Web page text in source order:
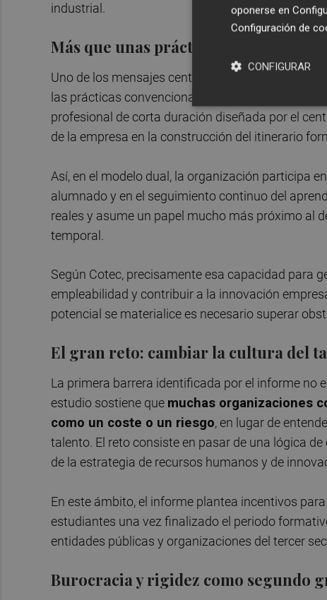
industrial.
Más que unas prácticas
Uno de los mensajes centrales del informe es la
las prácticas convencionales en empresa.
profesional de corta duración diseñada por el
de la empresa en la construcción del itinerario
Así, en el modelo dual, la organización participa
alumnado y en el seguimiento continuo del
reales y asume un papel mucho más próximo al
temporal.
Según Cotec, precisamente esa capacidad para
empleabilidad y contribuir a la innovación
potencial se materialice es necesario superar
El gran reto: cambiar la cultura del
La primera barrera identificada por el informe no
estudio sostiene que muchas organizaciones
como un coste o un riesgo, en lugar de
talento. El reto consiste en pasar de una lógica
de la estrategia de recursos humanos y de
En este ámbito, el informe plantea incentivos
estudiantes una vez finalizado el periodo
entidades públicas y organizaciones del tercer
Burocracia y rigidez como segundo
oponerse en
Configuración de
CONFIGURAR